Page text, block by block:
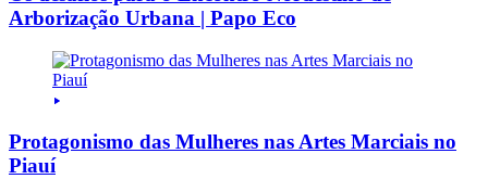
Arborização Urbana | Papo Eco
Protagonismo das Mulheres nas Artes Marciais no
Piauí